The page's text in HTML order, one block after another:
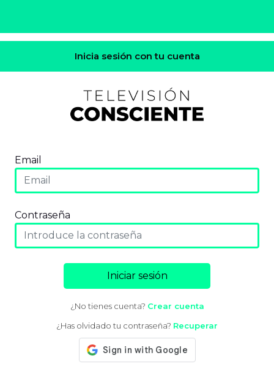
Inicia sesión con tu cuenta
Email
Contraseña
Iniciar sesión
¿No tienes cuenta? Crear cuenta
¿Has olvidado tu contraseña? Recuperar